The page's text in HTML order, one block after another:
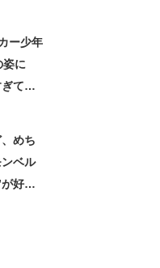
ー少年
に
て尊
めち
ベル
好